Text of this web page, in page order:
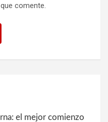
comente.
el mejor comienzo